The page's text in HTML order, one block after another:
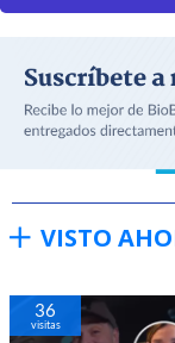
VISTO
36
visitas